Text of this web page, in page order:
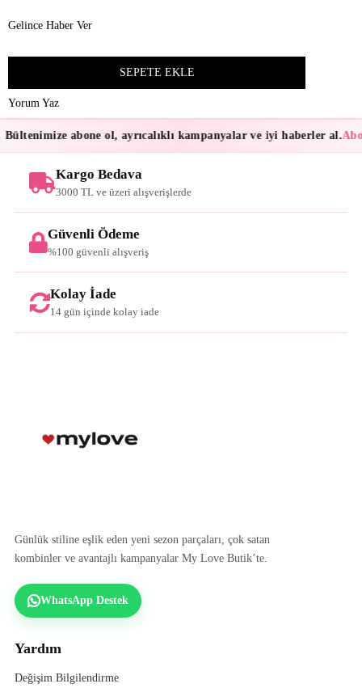
Gelince Haber Ver
Yorum Yaz
abone ol, ayrıcalıklı kampanyalar ve iyi haberler al.
Kargo Bedava
3000 TL ve üzeri alışverişlerde
Güvenli Ödeme
%100 güvenli alışveriş
Kolay İade
14 gün içinde kolay iade
Günlük stiline eşlik eden yeni sezon parçaları, çok satan
kombinler ve avantajlı kampanyalar My Love Butik’te.
WhatsApp Destek
Yardım
Değişim Bilgilendirme